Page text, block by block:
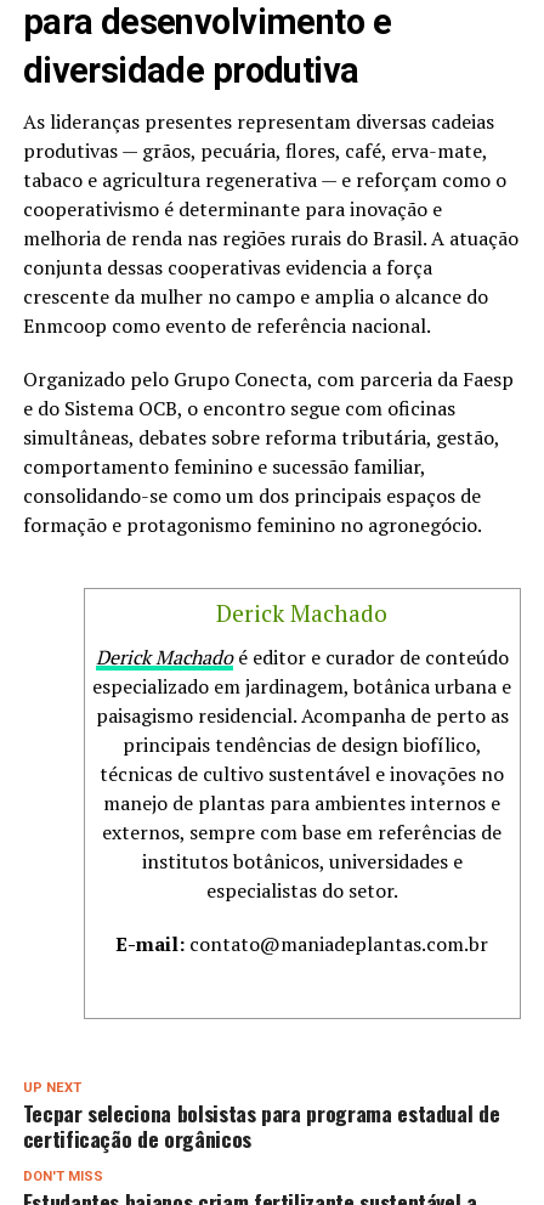
para desenvolvimento e
diversidade produtiva
As lideranças presentes representam diversas cadeias
produtivas — grãos, pecuária, flores, café, erva-mate,
tabaco e agricultura regenerativa — e reforçam como o
cooperativismo é determinante para inovação e
melhoria de renda nas regiões rurais do Brasil. A atuação
conjunta dessas cooperativas evidencia a força
crescente da mulher no campo e amplia o alcance do
Enmcoop como evento de referência nacional.
Organizado pelo Grupo Conecta, com parceria da Faesp
e do Sistema OCB, o encontro segue com oficinas
simultâneas, debates sobre reforma tributária, gestão,
comportamento feminino e sucessão familiar,
consolidando-se como um dos principais espaços de
formação e protagonismo feminino no agronegócio.
Derick Machado
Derick Machadoé editor e curador de conteúdo
especializado em jardinagem, botânica urbana e
paisagismo residencial. Acompanha de perto as
principais tendências de design biofílico,
técnicas de cultivo sustentável e inovações no
manejo de plantas para ambientes internos e
externos, sempre com base em referências de
institutos botânicos, universidades e
especialistas do setor.
E-mail: contato@maniadeplantas.com.br
UP NEXT
Tecpar seleciona bolsistas para programa estadual de
certificação de orgânicos
DON'T MISS